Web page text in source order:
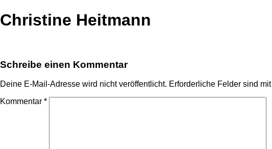
Christine Heitmann
Schreibe einen Kommentar
Deine E-Mail-Adresse wird nicht veröffentlicht. Erforderliche Felder sind mit
Kommentar *